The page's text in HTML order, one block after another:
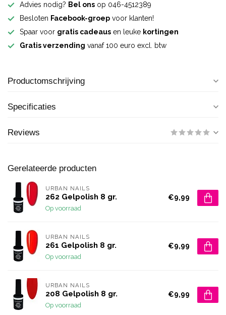
Advies nodig? Bel ons op 046-4512389
Besloten Facebook-groep voor klanten!
Spaar voor gratis cadeaus en leuke kortingen
Gratis verzending vanaf 100 euro excl. btw
Productomschrijving
Specificaties
Reviews
Gerelateerde producten
URBAN NAILS
262 Gelpolish 8 gr.
Op voorraad
€9,99
URBAN NAILS
261 Gelpolish 8 gr.
Op voorraad
€9,99
URBAN NAILS
208 Gelpolish 8 gr.
Op voorraad
€9,99